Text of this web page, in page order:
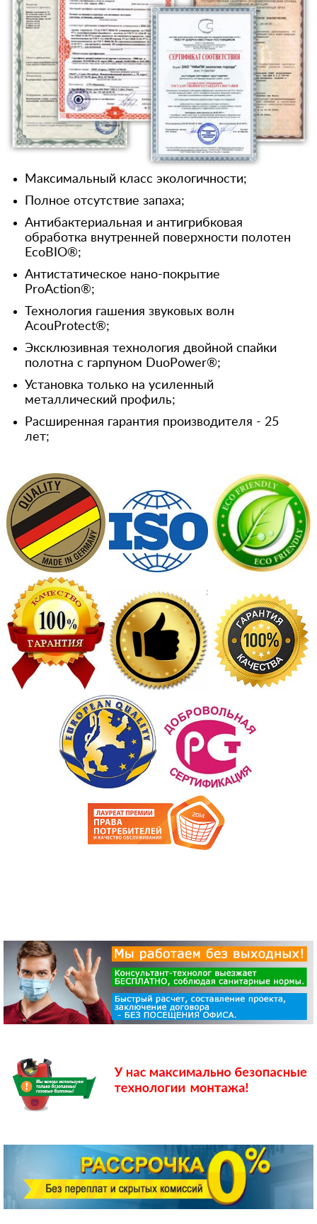
Максимальный класс экологичности;
Полное отсутствие запаха;
Антибактериальная и антигрибковая
обработка внутренней поверхности полотен
EcoBIO®;
Антистатическое нано-покрытие
ProAction®;
Технология гашения звуковых волн
AcouProtect®;
Эксклюзивная технология двойной спайки
полотна с гарпуном DuoPower®;
Установка только на усиленный
металлический профиль;
Расширенная гарантия производителя - 25
лет;